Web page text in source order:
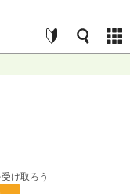
け取ろう